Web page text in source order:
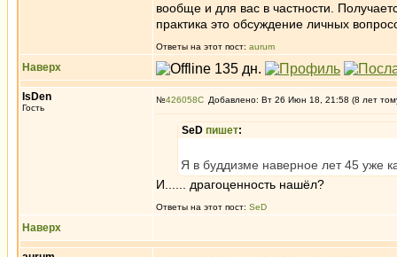
вообще и для вас в частности.
практика это обсуждение личных
Ответы на этот пост: aurum
Наверх
IsDen
Гость
№426058 Добавлено: Вт 26 Июн 18, 21:58 (8 лет
SeD пишет:
Я в буддизме наверное лет 45 уже
И...... драгоценность нашёл?
Ответы на этот пост: SeD
Наверх